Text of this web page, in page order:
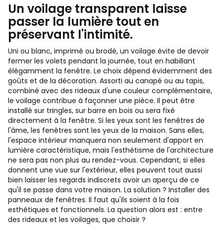
Un voilage transparent laisse
passer la lumière tout en
préservant l'intimité.
Uni ou blanc, imprimé ou brodé, un voilage évite de devoir
fermer les volets pendant la journée, tout en habillant
élégamment la fenêtre. Le choix dépend évidemment des
goûts et de la décoration. Assorti au canapé ou au tapis,
combiné avec des rideaux d'une couleur complémentaire,
le voilage contribue à façonner une pièce. Il peut être
installé sur tringles, sur barre en bois ou sera fixé
directement à la fenêtre. Si les yeux sont les fenêtres de
l'âme, les fenêtres sont les yeux de la maison. Sans elles,
l'espace intérieur manquera non seulement d'apport en
lumière caractéristique, mais l'esthétisme de l'architecture
ne sera pas non plus au rendez-vous. Cependant, si elles
donnent une vue sur l'extérieur, elles peuvent tout aussi
bien laisser les regards indiscrets avoir un aperçu de ce
qu'il se passe dans votre maison. La solution ? Installer des
panneaux de fenêtres. Il faut qu'ils soient à la fois
esthétiques et fonctionnels. La question alors est : entre
des rideaux et les voilages, que choisir ?